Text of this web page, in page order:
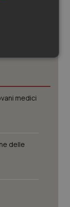
medici
delle
fruibile il
la